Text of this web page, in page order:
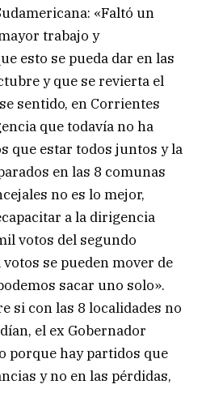
«Faltó un
trabajo y
esto se pueda dar en las
y que se revierta el
sentido, en Corrientes
que todavía no ha
que estar todos juntos y la
en las 8 comunas
no es lo mejor,
a la dirigencia
votos del segundo
se pueden mover de
sacar uno solo».
si con las 8 localidades no
el ex Gobernador
porque hay partidos que
y no en las pérdidas,